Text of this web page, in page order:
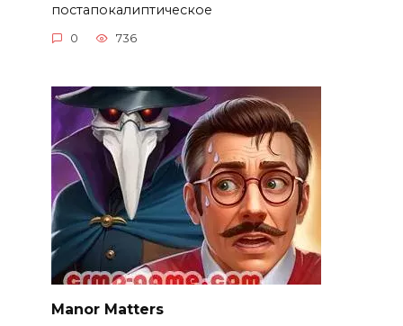
постапокалиптическое
0 736
Manor Matters